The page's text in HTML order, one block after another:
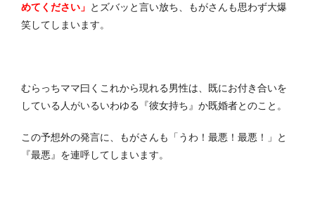
めてください」 とズバッと言い放ち、もがさんも思わず大爆
笑してしまいます。
むらっちママ曰くこれから現れる男性は、既にお付き合いを
している人がいるいわゆる『彼女持ち』か既婚者とのこと。
この予想外の発言に、もがさんも「うわ！最悪！最悪！」と
『最悪』を連呼してしまいます。